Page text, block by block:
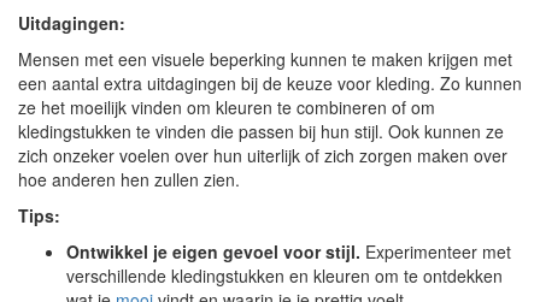
Uitdagingen:
Mensen met een visuele beperking kunnen te maken krijgen met
een aantal extra uitdagingen bij de keuze voor kleding. Zo kunnen
ze het moeilijk vinden om kleuren te combineren of om
kledingstukken te vinden die passen bij hun stijl. Ook kunnen ze
zich onzeker voelen over hun uiterlijk of zich zorgen maken over
hoe anderen hen zullen zien.
Tips:
Ontwikkel je eigen gevoel voor stijl. Experimenteer met
verschillende kledingstukken en kleuren om te ontdekken